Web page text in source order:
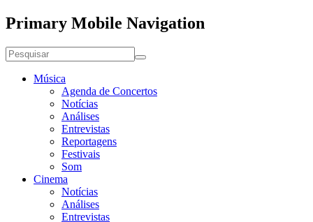
Primary Mobile Navigation
Música
Agenda de Concertos
Notícias
Análises
Entrevistas
Reportagens
Festivais
Som
Cinema
Notícias
Análises
Entrevistas